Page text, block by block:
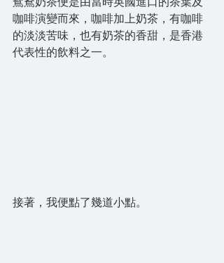
咖啡演變而來，咖啡加上奶茶，有咖啡
的淡淡苦味，也有奶茶的香甜，是香港
代表性的飲料之一。
接著，我便點了幾道小點。